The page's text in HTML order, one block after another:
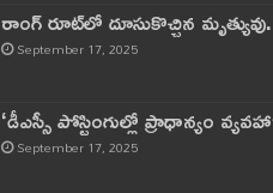
రాంగ్ రూట్‌లో దూసుకొచ్చిన
September 17, 2025
‘డీఎస్సీ పోస్టింగుల్లో ప్రాధాన్యం
September 17, 2025